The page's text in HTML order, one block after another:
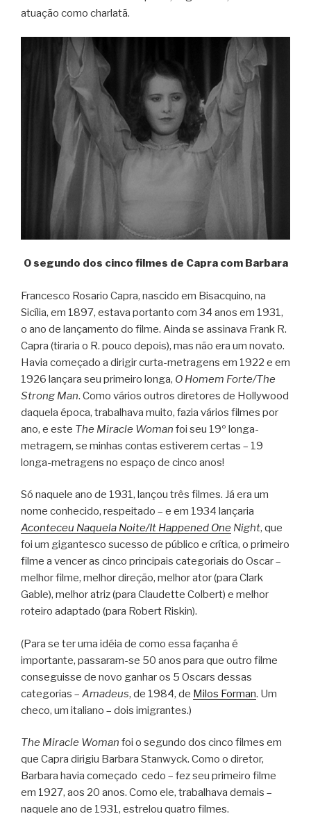
atuação como charlatã.
O segundo dos cinco filmes de Capra com Barbara
Francesco Rosario Capra, nascido em Bisacquino, na
Sicília, em 1897, estava portanto com 34 anos em 1931,
o ano de lançamento do filme. Ainda se assinava Frank R.
Capra (tiraria o R. pouco depois), mas não era um novato.
Havia começado a dirigir curta-metragens em 1922 e em
1926 lançara seu primeiro longa, O Homem Forte/The
Strong Man. Como vários outros diretores de Hollywood
daquela época, trabalhava muito, fazia vários filmes por
ano, e este The Miracle Woman foi seu 19º longa-
metragem, se minhas contas estiverem certas – 19
longa-metragens no espaço de cinco anos!
Só naquele ano de 1931, lançou três filmes. Já era um
nome conhecido, respeitado – e em 1934 lançaria
Aconteceu Naquela Noite/It Happened One Night, que
foi um gigantesco sucesso de público e crítica, o primeiro
filme a vencer as cinco principais categoriais do Oscar –
melhor filme, melhor direção, melhor ator (para Clark
Gable), melhor atriz (para Claudette Colbert) e melhor
roteiro adaptado (para Robert Riskin).
(Para se ter uma idéia de como essa façanha é
importante, passaram-se 50 anos para que outro filme
conseguisse de novo ganhar os 5 Oscars dessas
categorias – Amadeus, de 1984, de Milos Forman. Um
checo, um italiano – dois imigrantes.)
The Miracle Woman foi o segundo dos cinco filmes em
que Capra dirigiu Barbara Stanwyck. Como o diretor,
Barbara havia começado cedo – fez seu primeiro filme
em 1927, aos 20 anos. Como ele, trabalhava demais –
naquele ano de 1931, estrelou quatro filmes.